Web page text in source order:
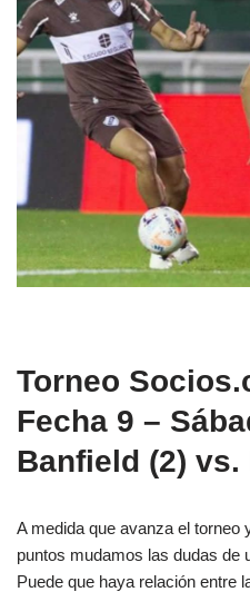
Torneo
Fecha 9 –
Banfield (2) vs.
A medida que avanza el torneo
puntos mudamos las dudas de
Puede que haya relación entre